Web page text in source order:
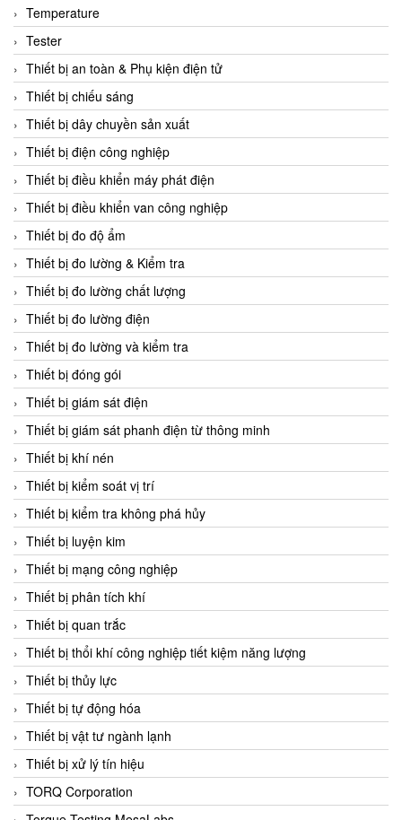
CAREL Parts
CCS
CD Automation
CEAG Sicherheitst
CEIA Vietnam
Celduc Vietnam
Cemb
Centec GmbH
CEQUBE
CHAUVIN ARNOUX
Checkline
Chino
Chiyoda Seiki
Chiyoda-Tsusho
Chongqing Huaneng
Chromalox
ChuanYi
CIC
Clage
Clake Fololo
Clark Cooper
CMC Ventilazione
Coax Valves Inc
Codel
Cofimco
Coltraco
Comat Releco
Comax
COMETECH VietNam
Temperature
Tester
Thiết bị an toàn & Phụ kiện điện tử
Thiết bị chiếu sáng
Thiết bị dây chuyền sản xuất
Thiết bị điện công nghiệp
Thiết bị điều khiển máy phát điện
Thiết bị điều khiển van công nghiệp
Thiết bị đo độ ẩm
Thiết bị đo lường & Kiểm tra
Thiết bị đo lường chất lượng
Thiết bị đo lường điện
Thiết bị đo lường và kiểm tra
Thiết bị đóng gói
Thiết bị giám sát điện
Thiết bị giám sát phanh điện từ thông minh
Thiết bị khí nén
Thiết bị kiểm soát vị trí
Thiết bị kiểm tra không phá hủy
Thiết bị luyện kim
Thiết bị mạng công nghiệp
Thiết bị phân tích khí
Thiết bị quan trắc
Thiết bị thổi khí công nghiệp tiết kiệm năng lượng
Thiết bị thủy lực
Thiết bị tự động hóa
Thiết bị vật tư ngành lạnh
Thiết bị xử lý tín hiệu
TORQ Corporation